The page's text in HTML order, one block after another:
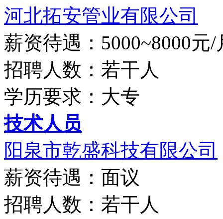
河北拓安管业有限公司
薪资待遇：5000~8000元/
招聘人数：若干人
学历要求：大专
技术人员
阳泉市乾盛科技有限公司
薪资待遇：面议
招聘人数：若干人